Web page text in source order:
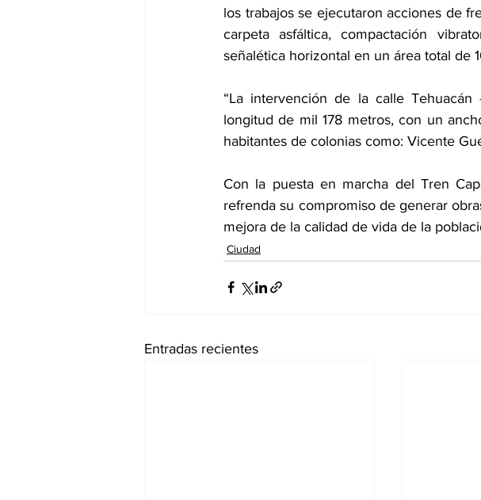
los trabajos se ejecutaron acciones de
carpeta asfáltica, compactación
señalética horizontal en un área total de
“La intervención de la calle
longitud de mil 178 metros, con un
habitantes de colonias como: Vicente
Con la puesta en marcha del Tren
refrenda su compromiso de generar
mejora de la calidad de vida de la
Ciudad
Entradas recientes